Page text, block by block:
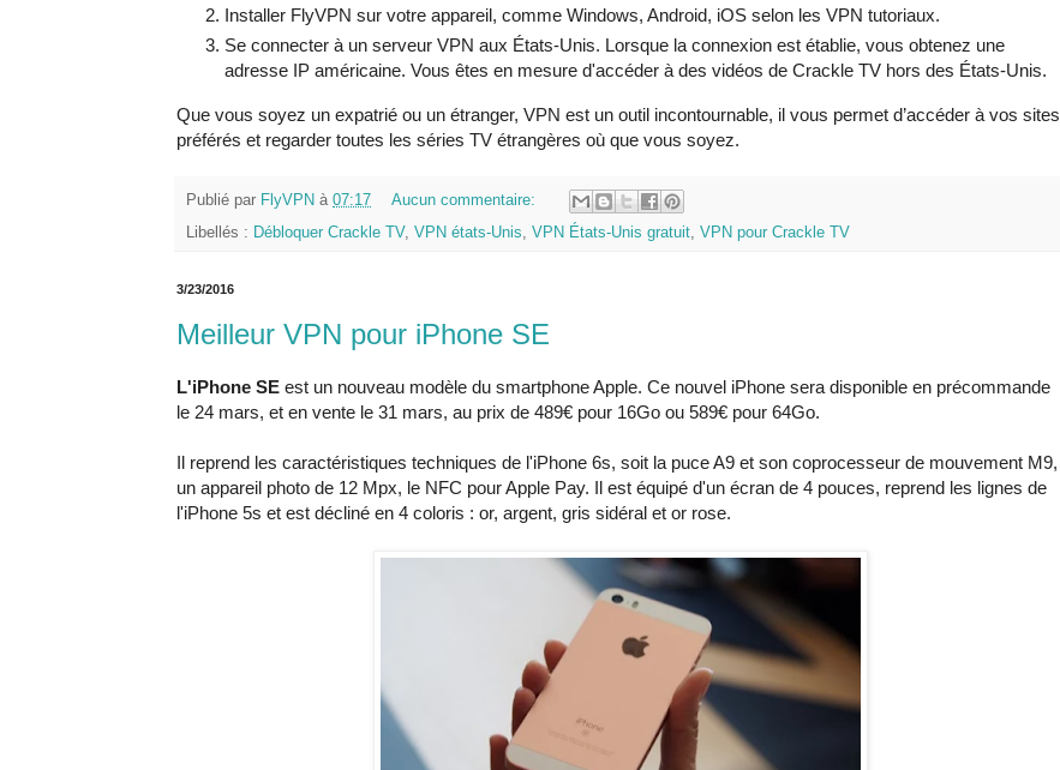
Installer FlyVPN sur votre appareil, comme Windows, Android, iOS selon les VPN tutoriaux.
Se connecter à un serveur VPN aux États-Unis. Lorsque la connexion est établie, vous obtenez une
adresse IP américaine. Vous êtes en mesure d'accéder à des vidéos de Crackle TV hors des États-Unis.
Que vous soyez un expatrié ou un étranger, VPN est un outil incontournable, il vous permet d’accéder à vos sites
préférés et regarder toutes les séries TV étrangères où que vous soyez.
Publié par FlyVPN à 07:17
Aucun commentaire:
Libellés : Débloquer Crackle TV, VPN états-Unis, VPN États-Unis gratuit, VPN pour Crackle TV
3/23/2016
Meilleur VPN pour iPhone SE
L'iPhone SE est un nouveau modèle du smartphone Apple. Ce nouvel iPhone sera disponible en précommande
le 24 mars, et en vente le 31 mars, au prix de 489€ pour 16Go ou 589€ pour 64Go.
Il reprend les caractéristiques techniques de l'iPhone 6s, soit la puce A9 et son coprocesseur de mouvement M9,
un appareil photo de 12 Mpx, le NFC pour Apple Pay. Il est équipé d'un écran de 4 pouces, reprend les lignes de
l'iPhone 5s et est décliné en 4 coloris : or, argent, gris sidéral et or rose.